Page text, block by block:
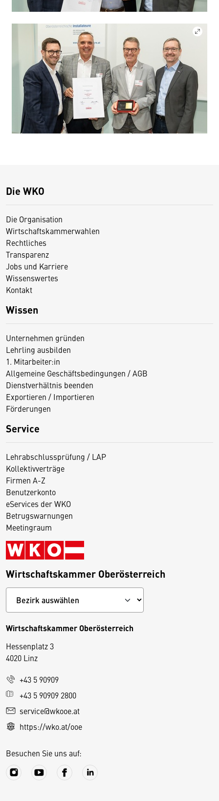
Die WKO
Die Organisation
Wirtschaftskammerwahlen
Rechtliches
Transparenz
Jobs und Karriere
Wissenswertes
Kontakt
Wissen
Unternehmen gründen
Lehrling ausbilden
1. Mitarbeiter:in
Allgemeine Geschäftsbedingungen / AGB
Dienstverhältnis beenden
Exportieren / Importieren
Förderungen
Service
Lehrabschlussprüfung / LAP
Kollektivverträge
Firmen A-Z
Benutzerkonto
eServices der WKO
Betrugswarnungen
Meetingraum
Wirtschaftskammer Oberösterreich
Wirtschaftskammer Oberösterreich
Hessenplatz 3
4020 Linz
+43 5 90909
+43 5 90909 2800
service@wkooe.at
https://wko.at/ooe
Besuchen Sie uns auf:
D
e
s
S
e